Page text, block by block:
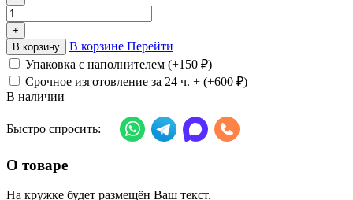
+
В корзину
В корзине Перейти
Упаковка с наполнителем (+150 ₽)
Срочное изготовление за 24 ч. + (+600 ₽)
В наличии
Быстро спросить:
О товаре
На кружке будет размещён Ваш текст.